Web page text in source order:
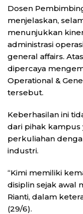
Dosen
menjelaskan,
menunjukkan
administrasi
general affairs.
dipercaya
Operational &
tersebut.
Keberhasilan ini
dari pihak
perkuliahan
industri.
“Kimi memiliki
disiplin sejak awal
Rianti, dalam
(29/6).